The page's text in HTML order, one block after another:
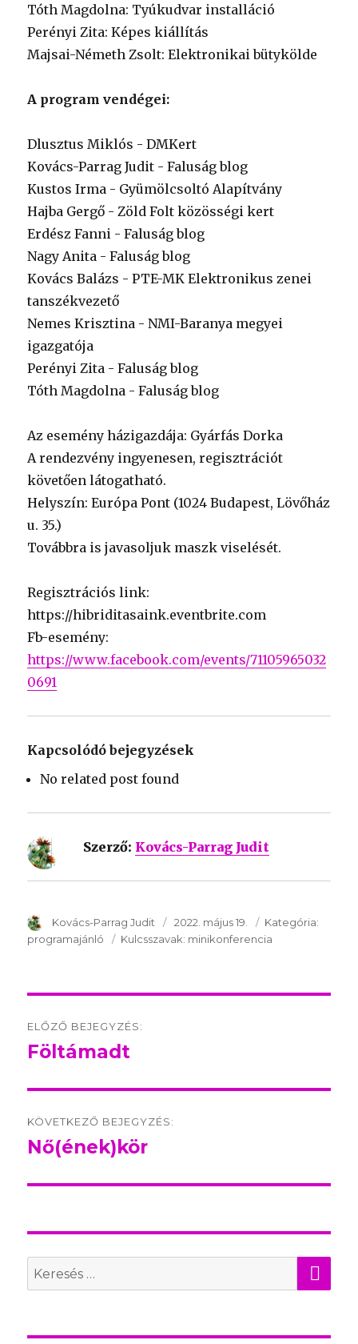
Tóth Magdolna: Tyúkudvar installáció
Perényi Zita: Képes kiállítás
Majsai-Németh Zsolt: Elektronikai bütykölde
A program vendégei:
Dlusztus Miklós - DMKert
Kovács-Parrag Judit - Faluság blog
Kustos Irma - Gyümölcsoltó Alapítvány
Hajba Gergő - Zöld Folt közösségi kert
Erdész Fanni - Faluság blog
Nagy Anita - Faluság blog
Kovács Balázs - PTE-MK Elektronikus zenei
tanszékvezető
Nemes Krisztina - NMI-Baranya megyei
igazgatója
Perényi Zita - Faluság blog
Tóth Magdolna - Faluság blog
Az esemény házigazdája: Gyárfás Dorka
A rendezvény ingyenesen, regisztrációt
követően látogatható.
Helyszín: Európa Pont (1024 Budapest, Lövőház
u. 35.)
Továbbra is javasoljuk maszk viselését.
Regisztrációs link:
https://hibriditasaink.eventbrite.com
Fb-esemény:
https://www.facebook.com/events/71105965032
0691
Kapcsolódó bejegyzések
No related post found
Szerző: Kovács-Parrag Judit
SzerzÅ
Kovács-Parrag Judit Közzétéve:
2022. május 19. Kategória:
programajánló
Kulcsszavak: Kulcsszavak:
minikonferencia
navigation
ELŐZŐ BEJEGYZÉS:
Előző
Föltámadt
KÖVETKEZŐ BEJEGYZÉS:
Következő
Nő(ének)kör
Search
for: